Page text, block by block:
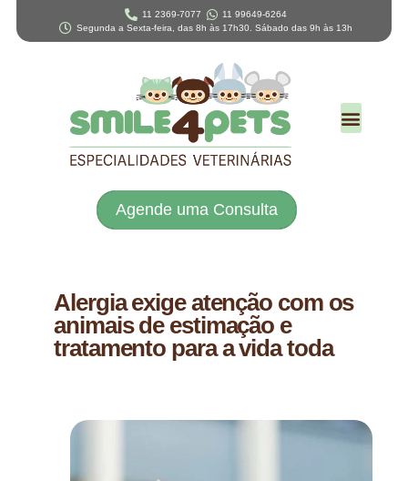
11 2369-7077
11 99649-6264
Segunda a Sexta-feira, das 8h às 17h30. Sábado das 9h às 13h
Agende uma Consulta
Alergia exige atenção com os
animais de estimação e
tratamento para a vida toda